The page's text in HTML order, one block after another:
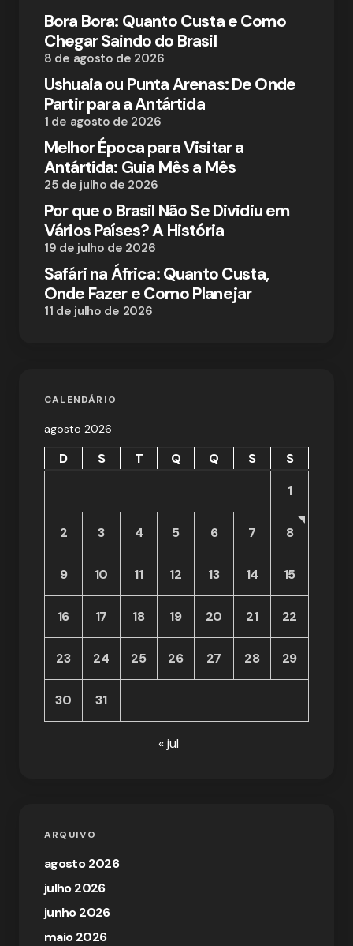
Bora Bora: Quanto Custa e Como
Chegar Saindo do Brasil
8 de agosto de 2026
Ushuaia ou Punta Arenas: De Onde
Partir para a Antártida
1 de agosto de 2026
Melhor Época para Visitar a
Antártida: Guia Mês a Mês
25 de julho de 2026
Por que o Brasil Não Se Dividiu em
Vários Países? A História
19 de julho de 2026
Safári na África: Quanto Custa,
Onde Fazer e Como Planejar
11 de julho de 2026
CALENDÁRIO
agosto 2026
D S T Q Q S
S
1
2 3 4 5 6 7 8
9 10 11 12 13 14 15
16 17 18 19 20 21 22
23 24 25 26 27 28 29
30 31
« jul
ARQUIVO
agosto 2026
julho 2026
junho 2026
maio 2026